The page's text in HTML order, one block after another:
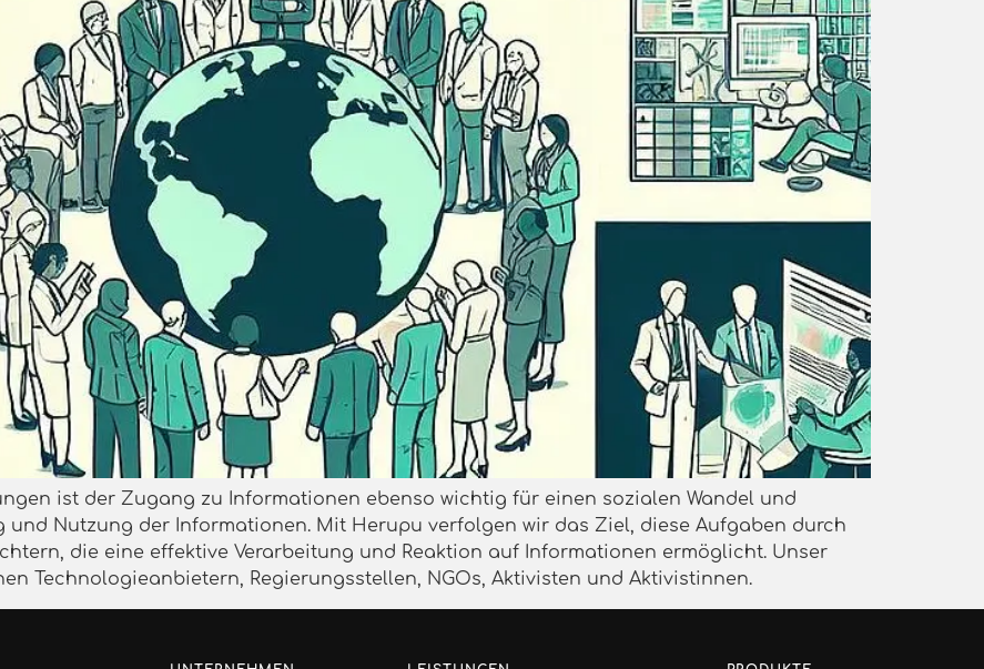
ist der Zugang zu Informationen ebenso wichtig für einen sozialen Wandel und
und Nutzung der Informationen. Mit Herupu verfolgen wir das Ziel, diese Aufgaben durch
die eine effektive Verarbeitung und Reaktion auf Informationen ermöglicht. Unser
Technologieanbietern, Regierungsstellen, NGOs, Aktivisten und Aktivistinnen.